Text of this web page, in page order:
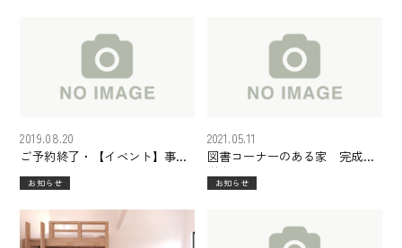
ご予約終了・【イベント】事前
予約制 吹田江坂マンションモ
デル・住まいづくり講座 開催
2019.08.20
お知らせ
図書コーナーのある家 完成見
学会
2021.05.11
お知らせ